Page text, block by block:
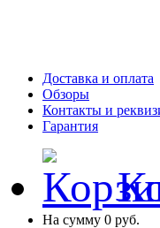
Доставка и оплата
Обзоры
Контакты и
Гарантия
На сумму 0 руб.